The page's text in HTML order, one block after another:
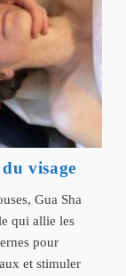
visage
Gua Sha
qui allie les
pour
et stimuler